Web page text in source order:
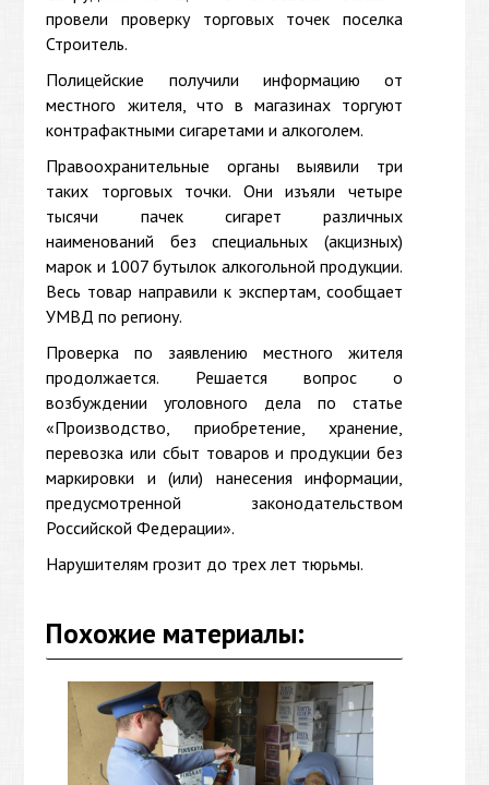
провели проверку торговых точек поселка
Строитель.
Полицейские получили информацию от
местного жителя, что в магазинах торгуют
контрафактными сигаретами и алкоголем.
Правоохранительные органы выявили три
таких торговых точки. Они изъяли четыре
тысячи пачек сигарет различных
наименований без специальных (акцизных)
марок и 1007 бутылок алкогольной продукции.
Весь товар направили к экспертам, сообщает
УМВД по региону.
Проверка по заявлению местного жителя
продолжается. Решается вопрос о
возбуждении уголовного дела по статье
«Производство, приобретение, хранение,
перевозка или сбыт товаров и продукции без
маркировки и (или) нанесения информации,
предусмотренной законодательством
Российской Федерации».
Нарушителям грозит до трех лет тюрьмы.
Похожие материалы: